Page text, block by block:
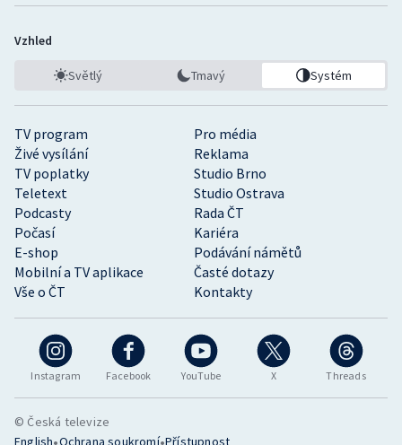
Instagram Facebook YouTube X Threads
TV program
Pro média
Živé vysílání
Reklama
TV poplatky
Studio Brno
Teletext
Studio Ostrava
Podcasty
Rada ČT
Počasí
Kariéra
E-shop
Podávání námětů
Mobilní a TV aplikace
Časté dotazy
Vše o ČT
Kontakty
Vzhled
Světlý Tmavý Systém
© Česká televize
English Ochrana soukromí Přístupnost